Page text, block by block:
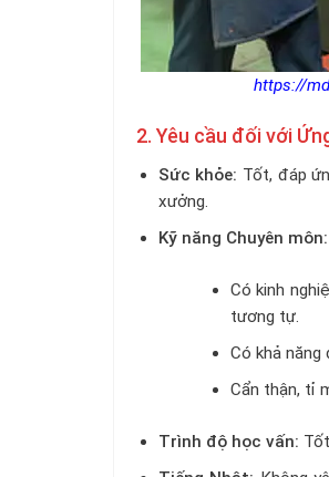
https://
2. Yêu cầu đối với
Sức khỏe: Tốt, đáp
xưởng.
Kỹ năng Chuyên môn:
Có kinh
tương tự.
Có khả năng
Cẩn thận, tỉ
Trình độ học vấn: